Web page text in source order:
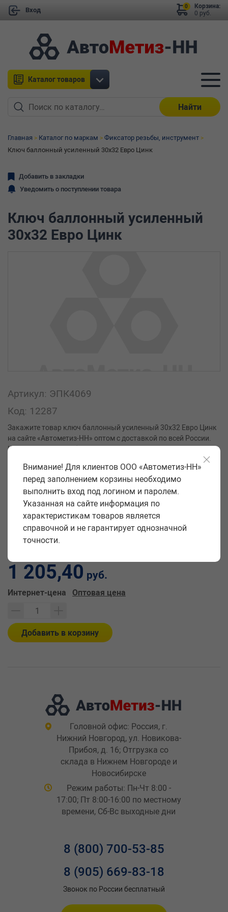
Вход
Корзина:
0 руб.
0
Каталог товаров
Найти
Главная Каталог по маркам
Фиксатор резьбы, инструмент
Ключ баллонный усиленный 30х32 Евро Цинк
Добавить в закладки
Уведомить о поступлении товара
Ключ баллонный усиленный
30х32 Евро Цинк
Артикул: ЭПК4069
Код: 12287
Закажите товар ключ баллонный усиленный 30х32 Евро Цинк
на сайте «Автометиз-НН» оптом с доставкой по всей России.
Купить товар ключ баллонный усиленный 30х32 Евро Цинк
описание).
Производитель
Вес упаковки
Единица измерения
1 205,40 руб.
Интернет-цена Оптовая цена
Добавить в корзину
Головной офис: Россия, г.
Нижний Новгород, ул. Новикова-
Прибоя, д. 16; Отгрузка со
склада в Нижнем Новгороде и
Новосибирске
Режим работы: Пн-Чт 8:00 -
17:00; Пт 8:00-16:00 по местному
времени, Сб-Вс выходные дни
8 (800) 700-53-85
8 (905) 669-83-18
Звонок по России бесплатный
Внимание! Для клиентов ООО «Автометиз-НН»
перед заполнением корзины необходимо
выполнить вход под логином и паролем.
Указанная на сайте информация по
характеристикам товаров является
справочной и не гарантирует однозначной
точности.